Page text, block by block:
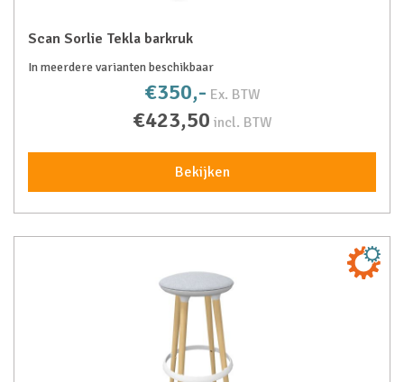
Scan Sorlie Tekla barkruk
In meerdere varianten beschikbaar
€350,- Ex. BTW
€423,50 incl. BTW
Bekijken